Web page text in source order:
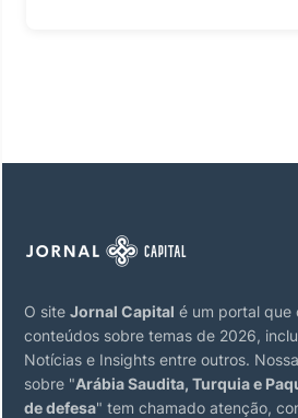
O site Jornal Capital é um portal que
conteúdos sobre temas de 2026,
Notícias e Insights entre outros.
sobre "Arábia Saudita, Turquia e
de defesa" tem chamado atenção,